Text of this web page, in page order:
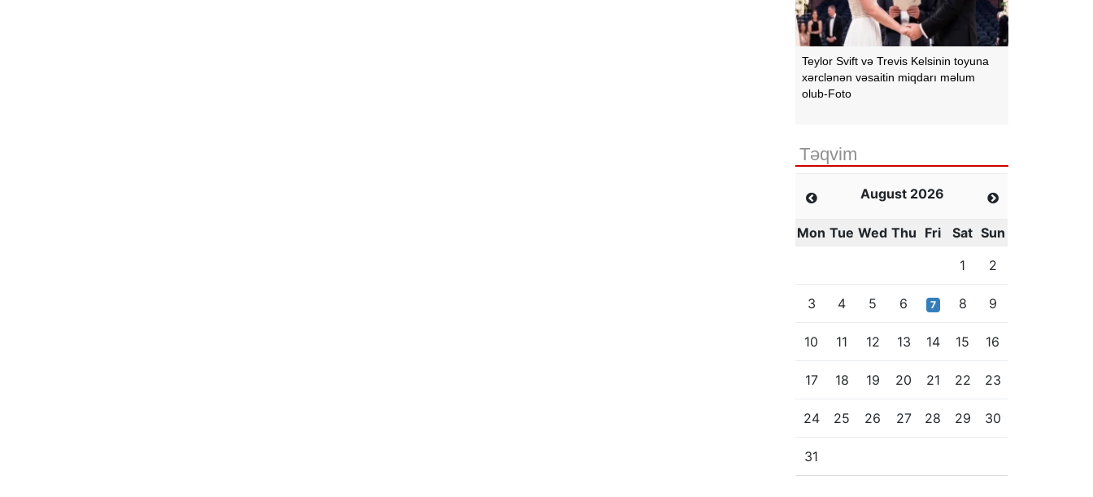
Teylor Svift və Trevis Kelsinin toyuna
xərclənən vəsaitin miqdarı məlum
olub-Foto
Təqvim
August 2026
Mon Tue Wed Thu Fri Sat Sun
1
2
3 4 5 6 7 8 9
10 11 12 13 14 15 16
17 18 19 20 21 22 23
24 25 26 27 28 29 30
31